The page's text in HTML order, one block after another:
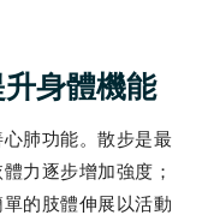
身體機能
肺功能。散步是最
力逐步增加強度；
的肢體伸展以活動